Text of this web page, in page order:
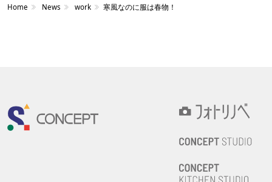
Home News work 寒風なのに服は春物！